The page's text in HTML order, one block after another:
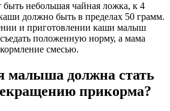
небольшая чайная ложка, к 4
должно быть в пределах 50 грамм.
и приготовлении каши малыш
положенную норму, а мама
смесью.
малыша должна стать
прикорма?